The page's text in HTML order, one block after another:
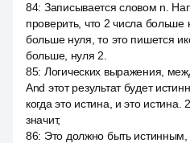
84: Записывается словом n.
проверить, что 2 числа больше
больше нуля, то это пишется
больше, нуля 2.
85: Логических выражения,
And этот результат будет
когда это истина, и это
значит,
86: Это должно быть